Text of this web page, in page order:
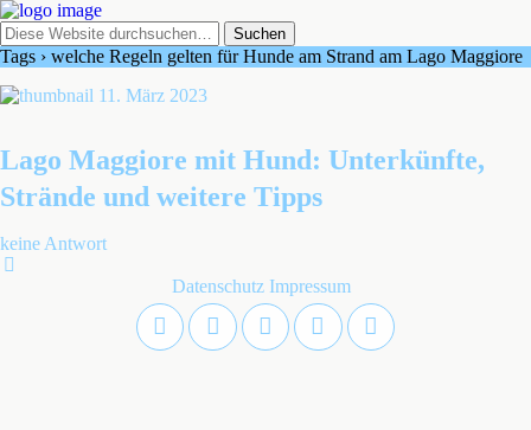
Tags › welche Regeln gelten für Hunde am Strand am Lago Maggiore
11. März 2023
Lago Maggiore mit Hund: Unterkünfte,
Strände und weitere Tipps
keine Antwort
Datenschutz Impressum